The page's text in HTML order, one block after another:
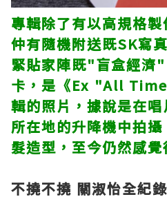
專輯除了有以高規格製
仲有隨機附送既SK寫
緊貼家陣既"盲盒經濟
卡，是《Ex "All
輯的照片，據說是在
所在地的升降機中拍
髮造型，至今仍然感覺
不撓不撓 關淑怡全紀